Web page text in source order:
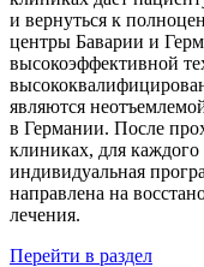
и вернуться к
центры Баварии и
высокоэффективной
являются
в Германии. После
клиниках, для каждого
индивидуальная
направлена на
лечения.
Перейти в раздел